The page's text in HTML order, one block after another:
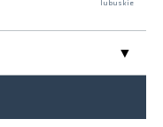
lubuskie